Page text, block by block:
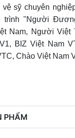
sỹ chuyên
trình "Người
Nam, Người Việt
BIZ Việt Nam
Chào Việt Nam
PHẨM